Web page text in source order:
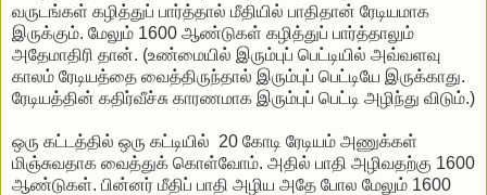
வருடங்கள் கழித்துப் பார்த்தால் மீதியில் பாதிதான் ரேடியமாக
இருக்கும். மேலும் 1600 ஆண்டுகள் கழித்துப் பார்த்தாலும்
அதேமாதிரி தான். (உண்மையில் இரும்புப் பெட்டியில் அவ்வளவு
காலம் ரேடியத்தை வைத்திருந்தால் இரும்புப் பெட்டியே இருக்காது.
ரேடியத்தின் கதிர்வீச்சு காரணமாக இரும்புப் பெட்டி அழிந்து விடும்.)
ஒரு கட்டத்தில் ஒரு கட்டியில் 20 கோடி ரேடியம் அணுக்கள்
மிஞ்சுவதாக வைத்துக் கொள்வோம். அதில் பாதி அழிவதற்கு 1600
ஆண்டுகள். பின்னர் மீதிப் பாதி அழிய அதே போல மேலும் 1600